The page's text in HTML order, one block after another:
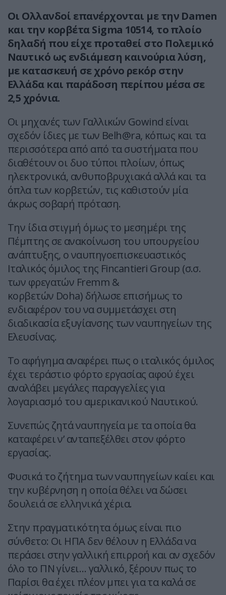
Οι Ολλανδοί επανέρχονται με την Damen
και την κορβέτα Sigma 10514, το πλοίο
δηλαδή που είχε προταθεί στο Πολεμικό
Ναυτικό ως ενδιάμεση καινούρια λύση,
με κατασκευή σε χρόνο ρεκόρ στην
Ελλάδα και παράδοση περίπου μέσα σε
2,5 χρόνια.
Οι μηχανές των Γαλλικών Gowind είναι
σχεδόν ίδιες με των Belh@ra, κόπως και τα
περισσότερα από από τα συστήματα που
διαθέτουν οι δυο τύποι πλοίων, όπως
ηλεκτρονικά, ανθυποβρυχιακά αλλά και τα
όπλα των κορβετών, τις καθιστούν μία
άκρως σοβαρή πρόταση.
Την ίδια στιγμή όμως το μεσημέρι της
Πέμπτης σε ανακοίνωση του υπουργείου
ανάπτυξης, ο ναυπηγοεπισκευαστικός
Ιταλικός όμιλος της Fincantieri Group (σ.σ.
των φρεγατών Fremm &
κορβετών Doha) δήλωσε επισήμως το
ενδιαφέρον του να συμμετάσχει στη
διαδικασία εξυγίανσης των ναυπηγείων της
Ελευσίνας.
Το αφήγημα αναφέρει πως ο ιταλικός όμιλος
έχει τεράστιο φόρτο εργασίας αφού έχει
αναλάβει μεγάλες παραγγελίες για
λογαριασμό του αμερικανικού Ναυτικού.
Συνεπώς ζητά ναυπηγεία με τα οποία θα
καταφέρει ν’ ανταπεξέλθει στον φόρτο
εργασίας.
Φυσικά το ζήτημα των ναυπηγείων καίει και
την κυβέρνηση η οποία θέλει να δώσει
δουλειά σε ελληνικά χέρια.
Στην πραγματικότητα όμως είναι πιο
σύνθετο: Οι ΗΠΑ δεν θέλουν η Ελλάδα να
περάσει στην γαλλική επιρροή και αν σχεδόν
όλο το ΠΝ γίνει… γαλλικό, ξέρουν πως το
Παρίσι θα έχει πλέον μπει για τα καλά σε